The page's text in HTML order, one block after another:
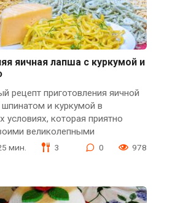
яичная лапша с куркумой и
рецепт приготовления яичной
и куркумой в
условиях, которая приятно
великолепными
мин. 3 0 978